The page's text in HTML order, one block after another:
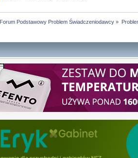
Podstawowy Problem Świadczeniodawcy »